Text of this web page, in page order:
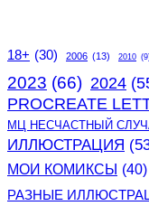
18+ (30) 2006 (13) 2010
2023 (66) 2024
PROCREATE
МЦ НЕСЧАСТНЫЙ
ИЛЛЮСТРАЦИЯ
МОИ КОМИКСЫ (40)
РАЗНЫЕ